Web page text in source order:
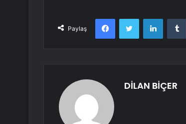
Paylaş
FacebookTwitter
DİLAN BİÇER